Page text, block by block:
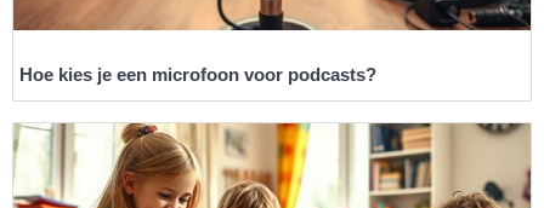
Hoe kies je een microfoon voor podcasts?